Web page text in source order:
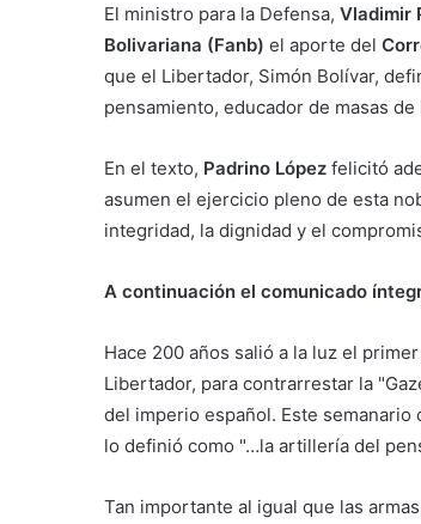
El ministro para la Defensa, Vladimir
Bolivariana (Fanb) el aporte del
que el Libertador, Simón Bolívar,
pensamiento, educador de masas de
En el texto, Padrino López felicitó
asumen el ejercicio pleno de esta
integridad, la dignidad y el
A continuación el comunicado
Hace 200 años salió a la luz el
Libertador, para contrarrestar la
del imperio español. Este
lo definió como "…la artillería del
Tan importante al igual que las